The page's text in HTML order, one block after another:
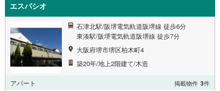
エスパシオ
石津北駅/阪堺電気軌道阪堺線 徒歩6分
東湊駅/阪堺電気軌道阪堺線 徒歩7分
大阪府堺市堺区柏木町4
築20年/地上2階建て/木造
アパート 掲載物件 3件